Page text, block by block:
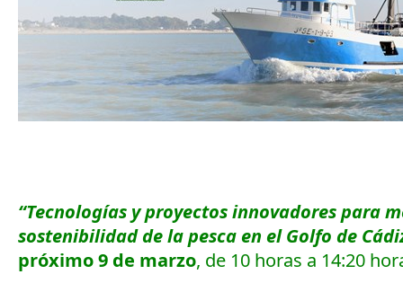
“Tecnologías y proyectos innovadores para
sostenibilidad de la pesca en el Golfo de
próximo 9 de marzo, de 10 horas a 14:20